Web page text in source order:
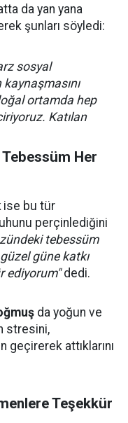
da yan yana
şunları söyledi:
sosyal
ortamda hep
Katılan
Tebessüm Her
ise bu tür
perçinlediğini
tebessüm
güne katkı
ediyorum"dedi.
da yoğun ve
stresini,
attıklarını
Teşekkür